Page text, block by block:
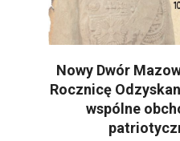
Nowy Dwór
Rocznicę
wspólne